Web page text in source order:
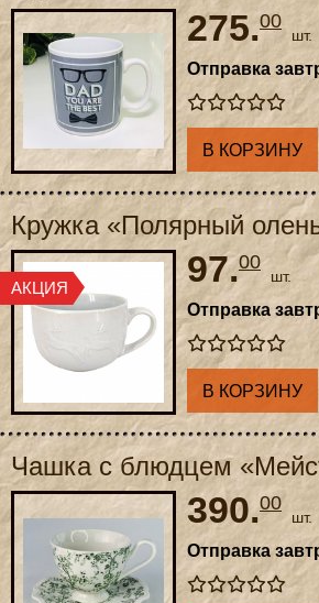
275.00
шт.
Отправка
В КОРЗИНУ
Кружка «Полярный
97.00
шт.
Отправка
В КОРЗИНУ
Чашка с блюдцем
390.00
шт.
Отправка